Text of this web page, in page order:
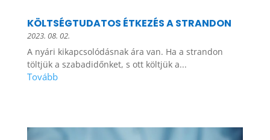
KÖLTSÉGTUDATOS ÉTKEZÉS A STRANDON
2023. 08. 02.
A nyári kikapcsolódásnak ára van. Ha a strandon
töltjük a szabadidőnket, s ott költjük a...